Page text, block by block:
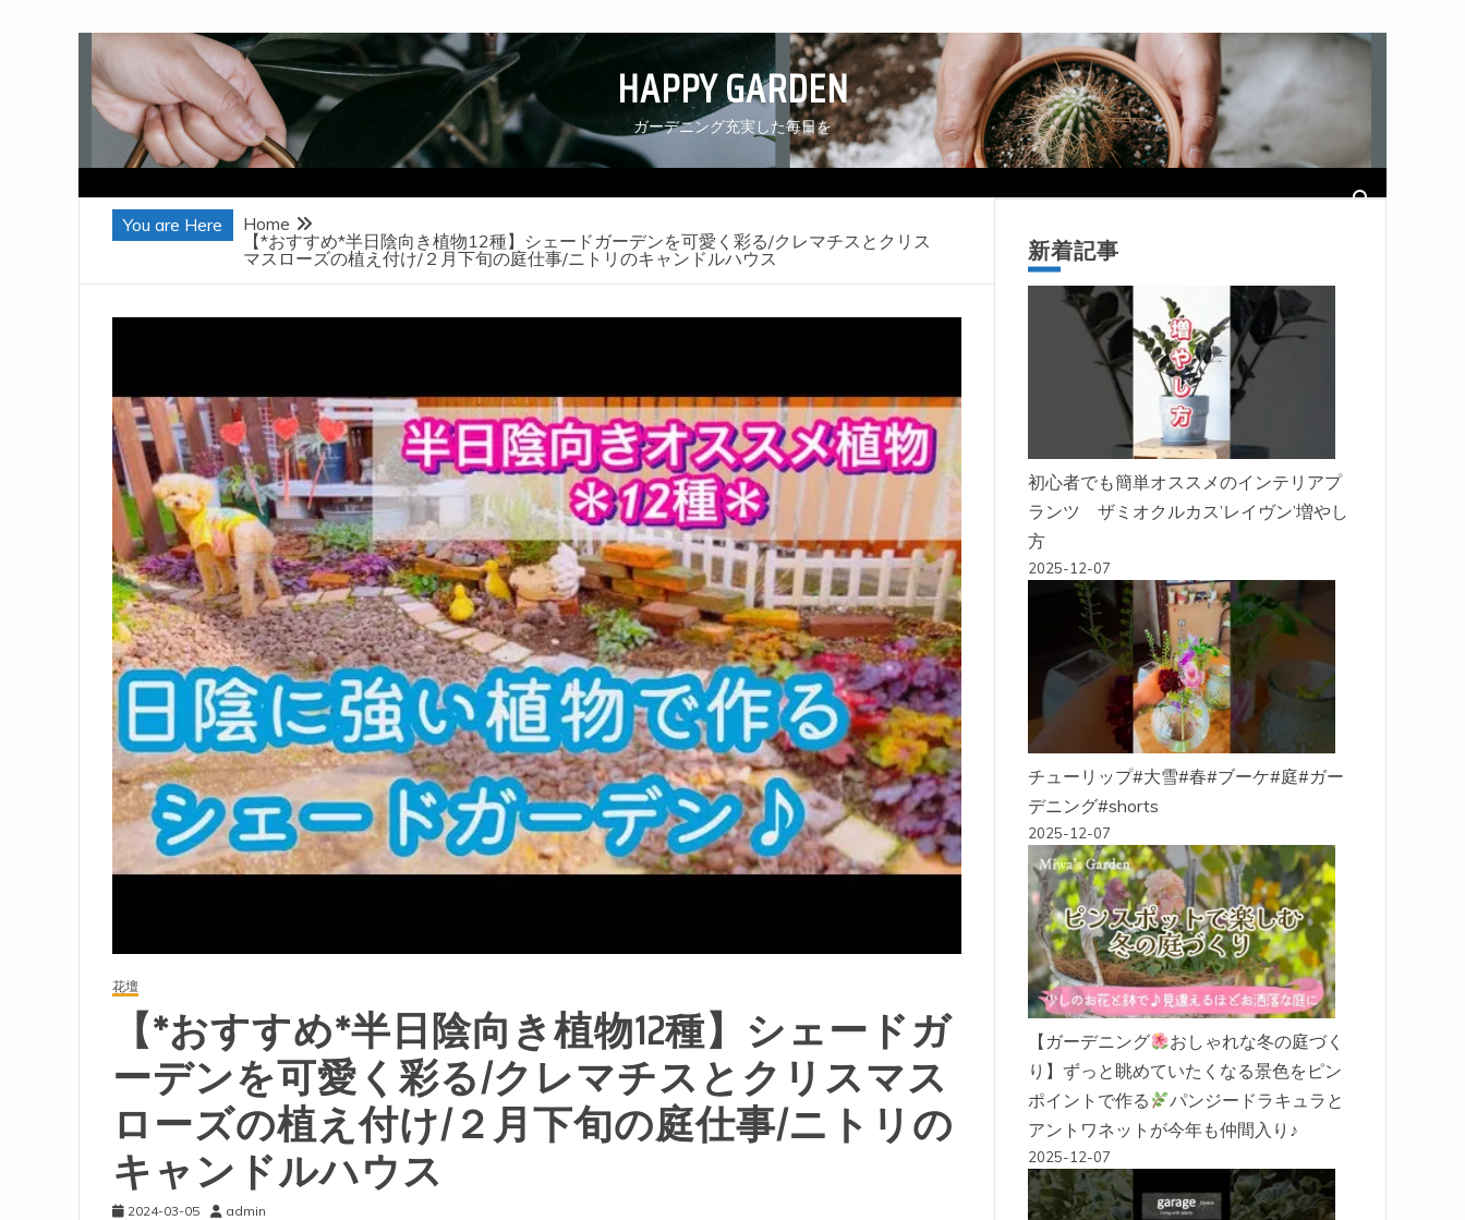
Skip
to
content
HAPPY GARDEN
ガーデニング充実した毎日を
You are Here
Home
【*おすすめ*半日陰向き植物12種】シェードガーデンを可愛く彩る/クレマチスとクリス
マスローズの植え付け/２月下旬の庭仕事/ニトリのキャンドルハウス
花壇
【*おすすめ*半日陰向き植物12種】シェードガ
ーデンを可愛く彩る/クレマチスとクリスマス
ローズの植え付け/２月下旬の庭仕事/ニトリの
キャンドルハウス
2024-03-05 admin
新着記事
初心者でも簡単オススメのインテリアプ
ランツ ザミオクルカス’レイヴン’増やし
方
2025-12-07
チューリップ#大雪#春#ブーケ#庭#ガー
デニング#shorts
2025-12-07
【ガーデニング
おしゃれな冬の庭づく
り】ずっと眺めていたくなる景色をピン
ポイントで作る
パンジードラキュラと
アントワネットが今年も仲間入り♪
2025-12-07